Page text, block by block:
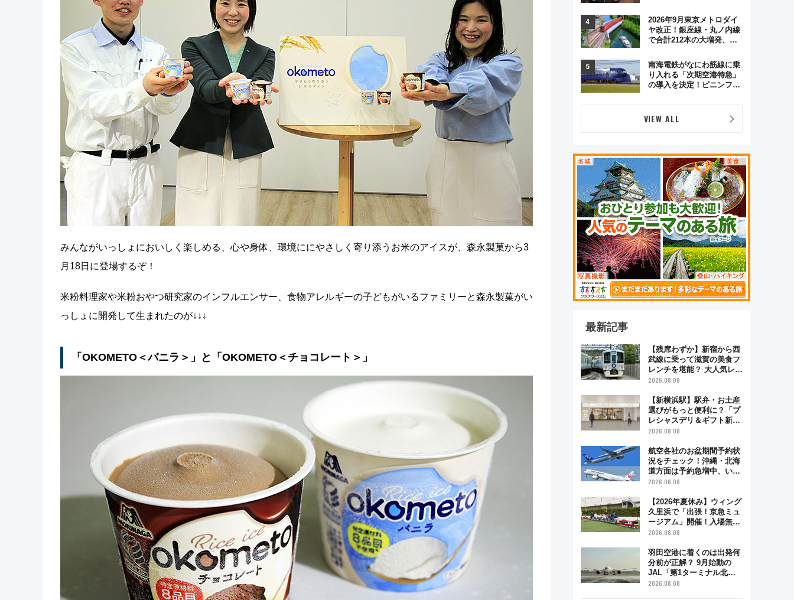
みんながいっしょにおいしく楽しめる、心や身体、環境ににやさしく寄り添うお米のアイスが、森永製菓から3
月18日に登場するぞ！
米粉料理家や米粉おやつ研究家のインフルエンサー、食物アレルギーの子どもがいるファミリーと森永製菓がい
っしょに開発して生まれたのが↓↓↓
「OKOMETO＜バニラ＞」と「OKOMETO＜チョコレート＞」
原トシヒロと行く！9月13
日「京都の鉄道満喫ツア
ー」開催
2026年9月東京メトロダイ
ヤ改正！銀座線・丸ノ内線
で合計212本の大増発、混
南海電鉄がなにわ筋線に乗
り入れる「次期空港特急」
の導入を決定！ピニンファ
VIEW ALL
最新記事
【残席わずか】新宿から西
武線に乗って滋賀の美食フ
レンチを堪能？ 大人気レス
トラン列車「52席の至福」
の特別コラボ
2026.08.08
【新横浜駅】駅弁・お土産
選びがもっと便利に？「プ
レシャスデリ＆ギフト新横
浜」がオープン 場所や営
2026.08.08
航空各社のお盆期間予約状
況をチェック！沖縄・北海
道方面は予約急増中、いま
から狙うべき日は？
2026.08.08
【2026年夏休み】ウィング
久里浜で「出張！京急ミュ
ージアム」開催！入場無料
でスタンプラリーや子ども
2026.08.08
羽田空港に着くのは出発何
分前が正解？ 9月始動の
JAL「第1ターミナル北側
サテライト」は徒歩1キロ
2026.08.08